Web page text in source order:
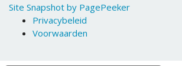
Site Snapshot by PagePeeker
Privacybeleid
Voorwaarden